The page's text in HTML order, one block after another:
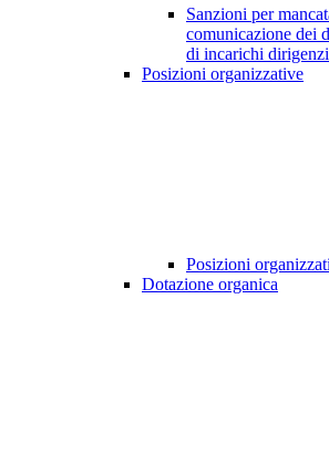
Sanzioni per
comunicazione dei
di incarichi
Posizioni organizzative
Posizioni
Dotazione organica